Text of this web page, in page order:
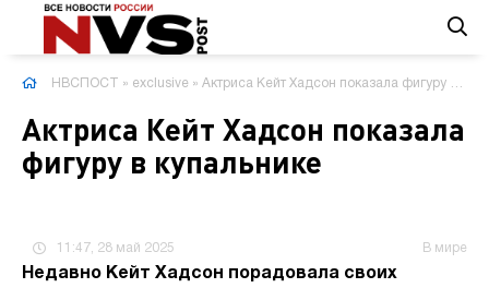
НВСПОСТ » exclusive » Актриса Кейт Хадсон показала фигуру в купальнике
Актриса Кейт Хадсон показала
фигуру в купальнике
11:47, 28 май 2025 В мире
Недавно Кейт Хадсон порадовала своих